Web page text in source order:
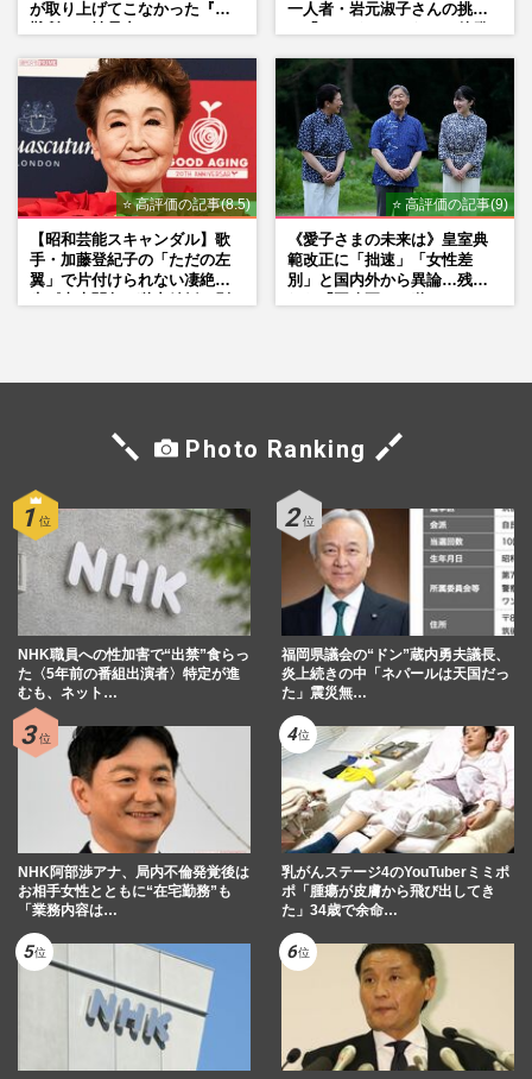
が取り上げてこなかった『避
一人者・岩元淑子さんの挑戦
⭐ 高評価の記事(8.5)
【昭和芸能スキャンダル】歌
手・加藤登紀子の「ただの左
翼」で片付けられない凄絶半
⭐ 高評価の記事(9)
《愛子さまの未来は》皇室典
範改正に「拙速」「女性差
別」と国内外から異論…残さ
Photo Ranking
NHK職員への性加害で“出禁”食らっ
た〈5年前の番組出演者〉特定が進
むも、ネット…
福岡県議会の“ドン”蔵内勇夫議長、
炎上続きの中「ネパールは天国だっ
た」震災無…
NHK阿部渉アナ、局内不倫発覚後は
お相手女性とともに“在宅勤務”も
「業務内容は…
乳がんステージ4のYouTuberミミポ
ポ「腫瘍が皮膚から飛び出してき
た」34歳で余命…